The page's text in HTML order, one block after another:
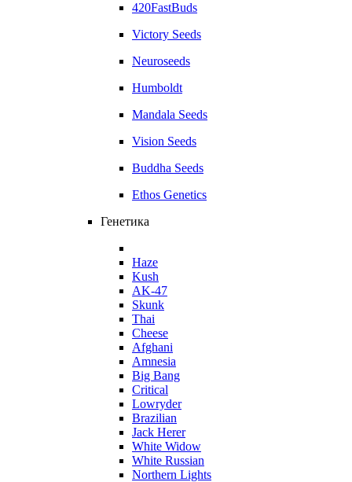
420FastBuds
Victory Seeds
Neuroseeds
Humboldt
Mandala Seeds
Vision Seeds
Buddha Seeds
Ethos Genetics
Генетика
Haze
Kush
AK-47
Skunk
Thai
Cheese
Afghani
Amnesia
Big Bang
Critical
Lowryder
Brazilian
Jack Herer
White Widow
White Russian
Northern Lights